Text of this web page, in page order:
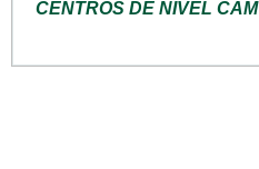
CENTROS DE NIVEL CAM